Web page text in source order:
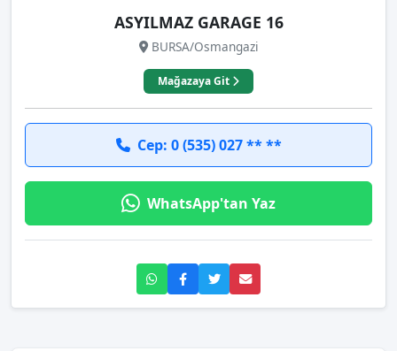
ASYILMAZ GARAGE 16
BURSA/Osmangazi
Mağazaya Git
Cep: 0 (535) 027 ** **
WhatsApp'tan Yaz